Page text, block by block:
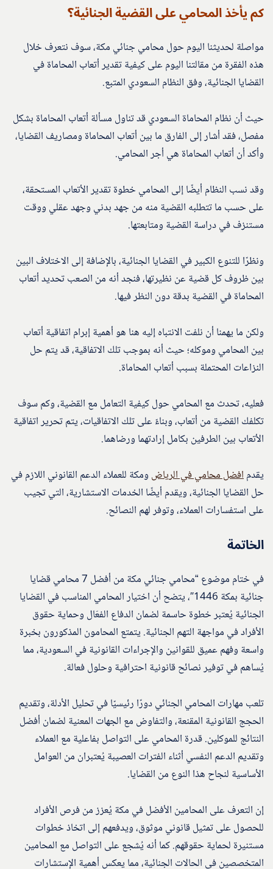
كم يأخذ المحامي على القضية الجنائية؟
مواصلة لحديثنا اليوم حول محامي جنائي مكة، سوف نتعرف خلال
هذه الفقرة من مقالتنا اليوم على كيفية تقدير أتعاب المحاماة في
القضايا الجنائية، وفق النظام السعودي المتبع.
حيث أن نظام المحاماة السعودي قد تناول مسألة أتعاب المحاماة بشكل
مفصل، فقد أشار إلى الفارق ما بين أتعاب المحاماة ومصاريف القضايا،
وأكد أن أتعاب المحاماة هي أجر المحامي.
وقد نسب النظام أيضًا إلى المحامي خطوة تقدير الأتعاب المستحقة،
على حسب ما تتطلبه القضية منه من جهد بدني وجهد عقلي ووقت
مستنزف في دراسة القضية ومتابعتها.
ونظرًا للتنوع الكبير في القضايا الجنائية، بالإضافة إلى الاختلاف البين
بين ظروف كل قضية عن نظيرتها، فنجد أنه من الصعب تحديد أتعاب
المحاماة في القضية بدقة دون النظر فيها.
ولكن ما يهمنا أن نلفت الانتباه إليه هنا هو أهمية إبرام اتفاقية أتعاب
بين المحامي وموكله؛ حيث أنه بموجب تلك الاتفاقية، قد يتم حل
النزاعات المحتملة بسبب أتعاب المحاماة.
فعليه، تحدث مع المحامي حول كيفية التعامل مع القضية، وكم سوف
تكلفك القضية من أتعاب، وبناءً على تلك الاتفاقيات، يتم تحرير اتفاقية
الأتعاب بين الطرفين بكامل إرادتهما ورضاهما.
يقدمافضل محامي في الرياض ومكة للعملاء الدعم القانوني اللازم في
حل القضايا الجنائية، ويقدم أيضًا الخدمات الاستشارية، التي تجيب
على استفسارات العملاء، وتوفر لهم النصائح.
الخاتمة
في ختام موضوع “محامي جنائي مكة من أفضل 7 محامي قضايا
جنائية بمكة 1446″، يتضح أن اختيار المحامي المناسب في القضايا
الجنائية يُعتبر خطوة حاسمة لضمان الدفاع الفعّال وحماية حقوق
الأفراد في مواجهة التهم الجنائية. يتمتع المحامون المذكورون بخبرة
واسعة وفهم عميق للقوانين والإجراءات القانونية في السعودية، مما
يُساهم في توفير نصائح قانونية احترافية وحلول فعالة.
تلعب مهارات المحامي الجنائي دورًا رئيسيًا في تحليل الأدلة، وتقديم
الحجج القانونية المقنعة، والتفاوض مع الجهات المعنية لضمان أفضل
النتائج للموكلين. قدرة المحامي على التواصل بفاعلية مع العملاء
وتقديم الدعم النفسي أثناء الفترات العصيبة يُعتبران من العوامل
الأساسية لنجاح هذا النوع من القضايا.
إن التعرف على المحامين الأفضل في مكة يُعزز من فرص الأفراد
للحصول على تمثيل قانوني موثوق، ويدفعهم إلى اتخاذ خطوات
مستنيرة لحماية حقوقهم. كما أنه يُشجع على التواصل مع المحامين
المتخصصين في الحالات الجنائية، مما يعكس أهمية الإستشارات